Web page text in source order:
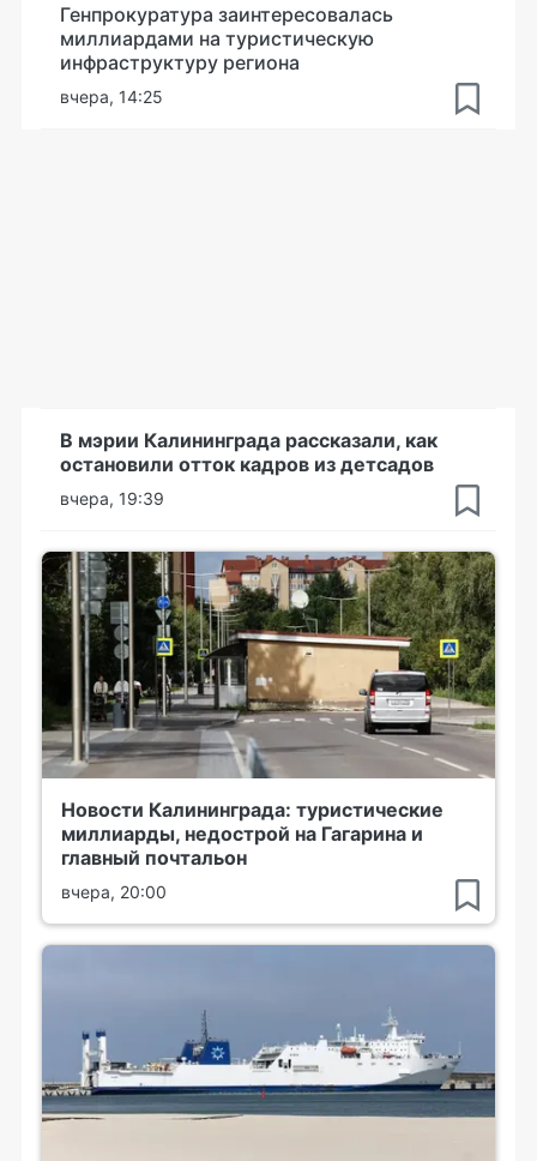
Генпрокуратура заинтересовалась
миллиардами на туристическую
инфраструктуру региона
вчера, 14:25
В мэрии Калининграда рассказали, как
остановили отток кадров из детсадов
вчера, 19:39
Новости Калининграда: туристические
миллиарды, недострой на Гагарина и
главный почтальон
вчера, 20:00